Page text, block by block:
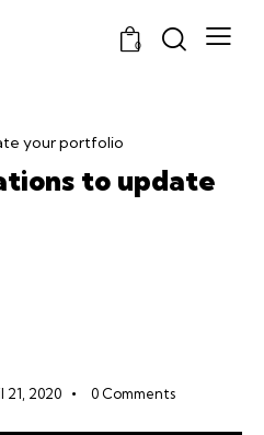
0
your portfolio
to update
21, 2020 0 Comments